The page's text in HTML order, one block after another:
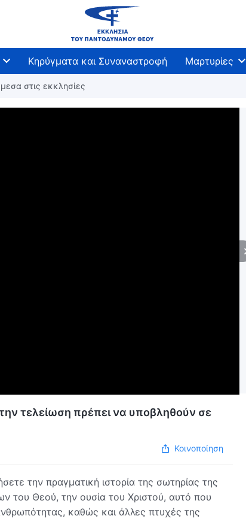
Κηρύγματα και Συναναστροφή Μαρτυρίες
στις εκκλησίες
τελείωση πρέπει να υποβληθούν σε
Κοινοποίηση
την πραγματική ιστορία της σωτηρίας της
Θεού, την ουσία του Χριστού, αυτό που
καθώς και άλλες πτυχές της